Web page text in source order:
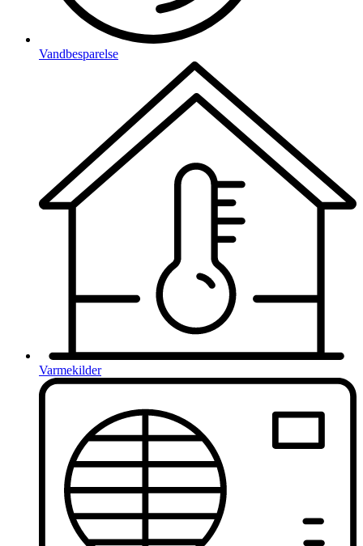
Vandbesparelse
Varmekilder